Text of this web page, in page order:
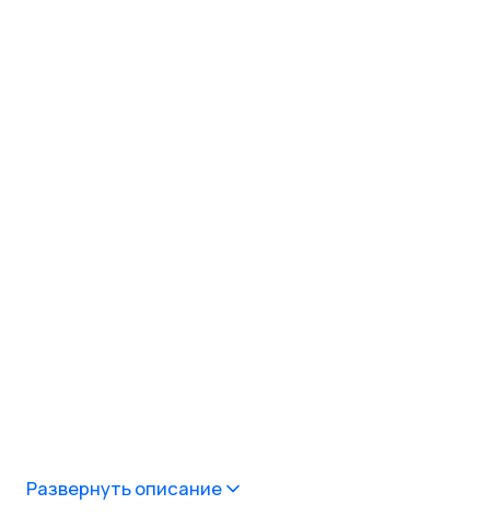
Развернуть описание